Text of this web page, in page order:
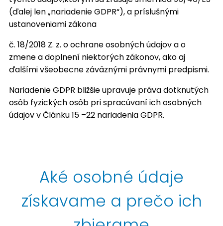
(ďalej len „nariadenie GDPR“), a príslušnými
ustanoveniami zákona
č. 18/2018 Z. z. o ochrane osobných údajov a o
zmene a doplnení niektorých zákonov, ako aj
ďalšími všeobecne záväznými právnymi predpismi.
Nariadenie GDPR bližšie upravuje práva dotknutých
osôb fyzických osôb pri spracúvaní ich osobných
údajov v Článku 15 –22 nariadenia GDPR.
Aké osobné údaje
získavame a prečo ich